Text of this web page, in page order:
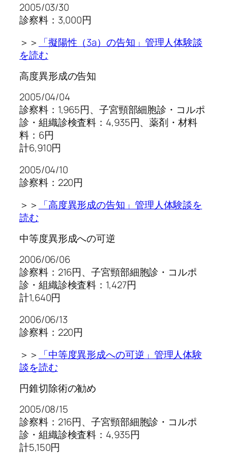
2005/03/30
診察料：3,000円
＞＞ 「擬陽性（3a）の告知」管理人体験談
を読む
高度異形成の告知
2005/04/04
診察料：1,965円、子宮頸部細胞診・コルポ
診・組織診検査料：4,935円、薬剤・材料
料：6円
計6,910円
2005/04/10
診察料：220円
＞＞ 「高度異形成の告知」管理人体験談を
読む
中等度異形成への可逆
2006/06/06
診察料：216円、子宮頸部細胞診・コルポ
診・組織診検査料：1,427円
計1,640円
2006/06/13
診察料：220円
＞＞ 「中等度異形成への可逆」管理人体験
談を読む
円錐切除術の勧め
2005/08/15
診察料：216円、子宮頸部細胞診・コルポ
診・組織診検査料：4,935円
計5,150円